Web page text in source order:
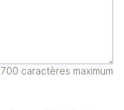
700 caractères maximum